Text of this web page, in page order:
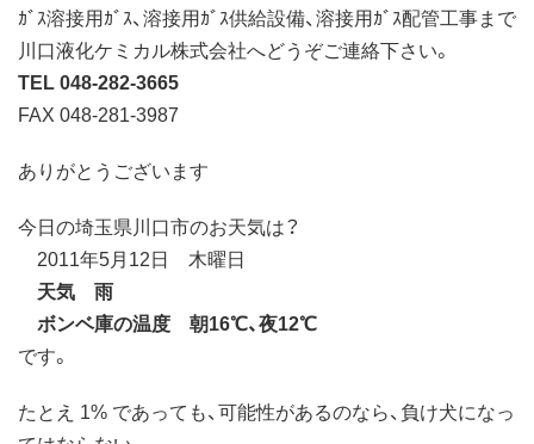
ｶﾞｽ溶接用ｶﾞｽ、溶接用ｶﾞｽ供給設備、溶接用ｶﾞｽ配管工事まで
川口液化ケミカル株式会社へどうぞご連絡下さい。
TEL 048-282-3665
FAX 048-281-3987
ありがとうございます
今日の埼玉県川口市のお天気は？
2011年5月12日 木曜日
天気 雨
ボンベ庫の温度 朝16℃、夜12℃
です。
たとえ 1% であっても、可能性があるのなら、負け犬になっ